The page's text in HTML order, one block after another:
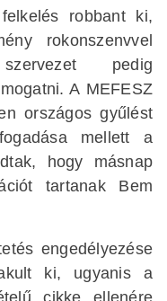
robbant ki,
rokonszenvvel
pedig
A MEFESZ
országos gyűlést
mellett a
hogy másnap
tartanak Bem
engedélyezése
ki, ugyanis a
cikke ellenére